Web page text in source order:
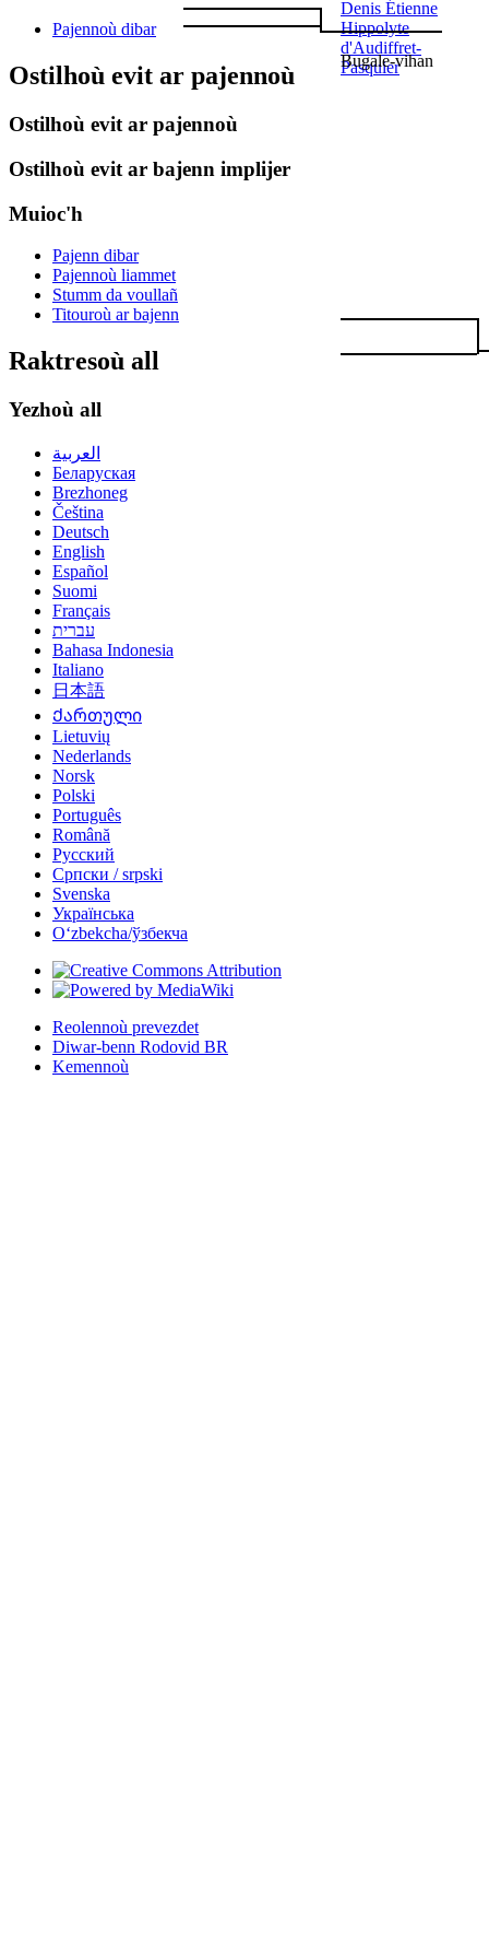
Denis Étienne
Hippolyte
d'Audiffret-
Pasquier
Bugale-vihan
Pajennoù dibar
Ostilhoù evit ar pajennoù
Ostilhoù evit ar pajennoù
Ostilhoù evit ar bajenn implijer
Muioc'h
Pajenn dibar
Pajennoù liammet
Stumm da voullañ
Titouroù ar bajenn
Raktresoù all
Yezhoù all
العربية
Беларуская
Brezhoneg
Čeština
Deutsch
English
Español
Suomi
Français
עברית
Bahasa Indonesia
Italiano
日本語
Ქართული
Lietuvių
Nederlands
Norsk
Polski
Português
Română
Русский
Српски / srpski
Svenska
Українська
Oʻzbekcha/ўзбекча
Reolennoù prevezdet
Diwar-benn Rodovid BR
Kemennoù